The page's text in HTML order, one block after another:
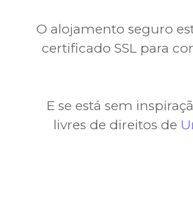
O alojamento seguro
certificado SSL para
E se está sem
livres de direitos de